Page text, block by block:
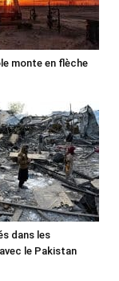
monte en flèche
dans les
le Pakistan